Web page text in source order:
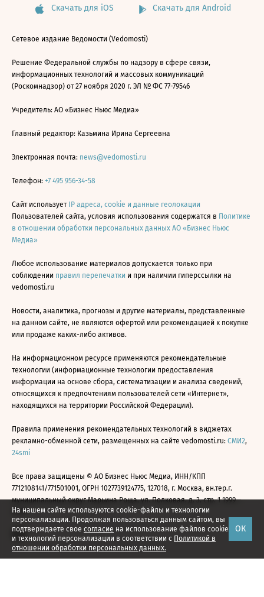
На нашем сайте используются cookie-файлы и технологии
персонализации. Продолжая пользоваться данным сайтом, вы
подтверждаете свое согласие на использование файлов cookie
и технологий персонализации в соответствии с Политикой в
отношении обработки персональных данных.
ОК
Скачать для iOS Скачать для Android
Сетевое издание Ведомости (Vedomosti)
Решение Федеральной службы по надзору в сфере связи,
информационных технологий и массовых коммуникаций
(Роскомнадзор) от 27 ноября 2020 г. ЭЛ № ФС 77-79546
Учредитель: АО «Бизнес Ньюс Медиа»
Главный редактор: Казьмина Ирина Сергеевна
Электронная почта: news@vedomosti.ru
Телефон: +7 495 956-34-58
Сайт использует IP адреса, cookie и данные геолокации
Пользователей сайта, условия использования содержатся в Политике
в отношении обработки персональных данных АО «Бизнес Ньюс
Медиа»
Любое использование материалов допускается только при
соблюдении правил перепечатки и при наличии гиперссылки на
vedomosti.ru
Новости, аналитика, прогнозы и другие материалы, представленные
на данном сайте, не являются офертой или рекомендацией к покупке
или продаже каких-либо активов.
На информационном ресурсе применяются рекомендательные
технологии (информационные технологии предоставления
информации на основе сбора, систематизации и анализа сведений,
относящихся к предпочтениям пользователей сети «Интернет»,
находящихся на территории Российской Федерации).
Правила применения рекомендательных технологий в виджетах
рекламно-обменной сети, размещенных на сайте vedomosti.ru: СМИ2,
24smi
Все права защищены © АО Бизнес Ньюс Медиа, ИНН/КПП
7712108141/771501001, ОГРН 1027739124775, 127018, г. Москва, вн.тер.г.
муниципальный округ Марьина Роща, ул. Полковая, д. 3, стр. 1 1999—
2026